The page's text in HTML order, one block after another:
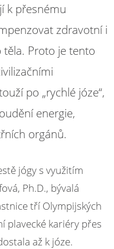
k přesnému
zdravotní i
Proto je tento
po „rychlé józe“,
energie,
orgánů.
jógy s využitím
Ph.D., bývalá
tří Olympijských
plavecké kariéry přes
až k józe.